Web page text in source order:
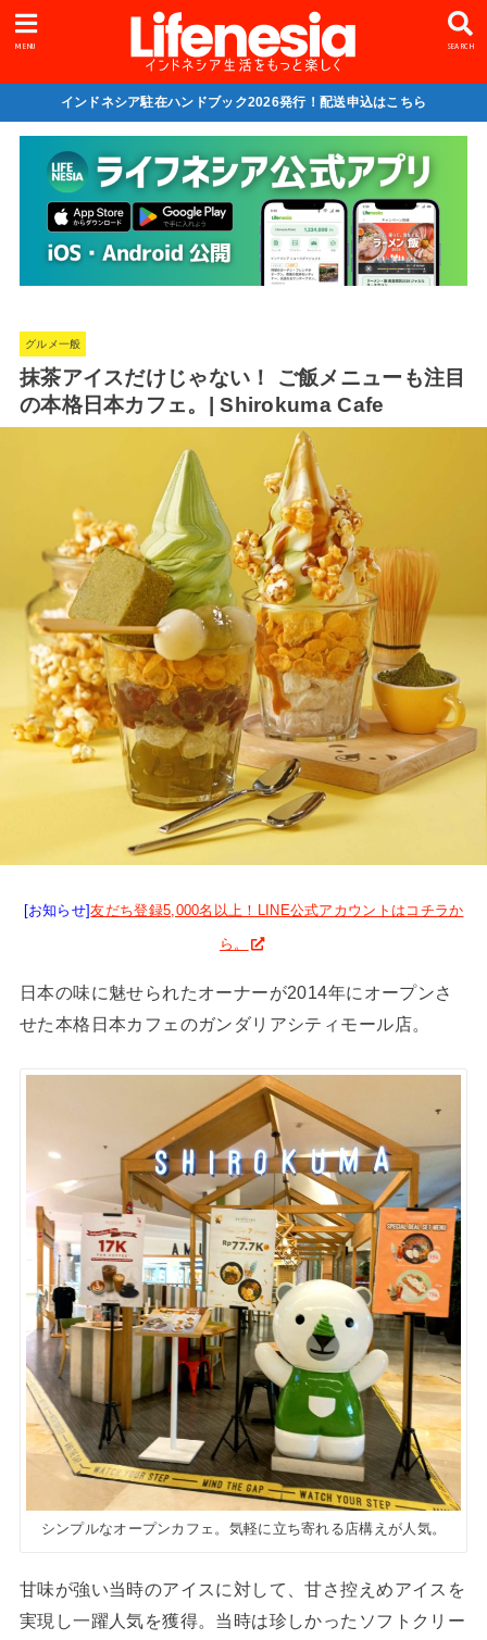
SEARCH
MENU
インドネシア駐在ハンドブック2026発行！配送申込はこちら
グルメ一般
抹茶アイスだけじゃない！ ご飯メニューも注目
の本格日本カフェ。| Shirokuma Cafe
[お知らせ]友だち登録5,000名以上！LINE公式アカウントはコチラか
ら。
日本の味に魅せられたオーナーが2014年にオープンさ
せた本格日本カフェのガンダリアシティモール店。
シンプルなオープンカフェ。気軽に立ち寄れる店構えが人気。
甘味が強い当時のアイスに対して、甘さ控えめアイスを
実現し一躍人気を獲得。当時は珍しかったソフトクリー